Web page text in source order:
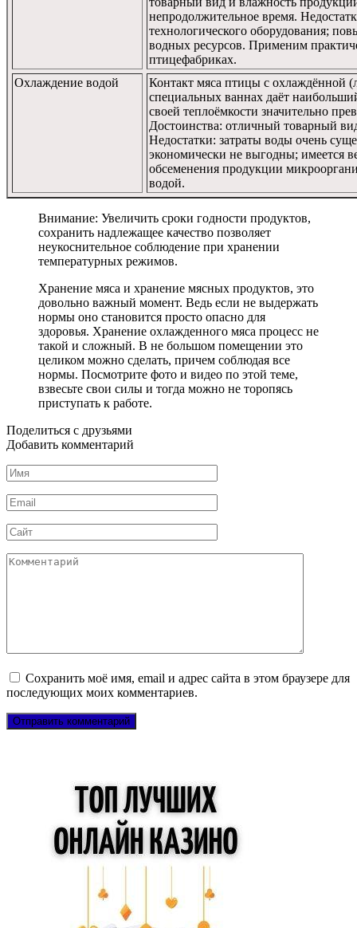
непродолжительное время.
технологического оборудования;
водных ресурсов. Применим
птицефабриках.
Охлаждение водой
Контакт мяса птицы с охлаждённой
специальных ваннах даёт
своей теплоёмкости значительно
Достоинства: отличный товарный
Недостатки: затраты воды очень
экономически не выгодны; имеется
обсеменения продукции
водой.
Внимание: Увеличить сроки годности продуктов,
сохранить надлежащее качество позволяет
неукоснительное соблюдение при хранении
температурных режимов.
Хранение мяса и хранение мясных продуктов, это
довольно важный момент. Ведь если не выдержать
нормы оно становится просто опасно для
здоровья. Хранение охлажденного мяса процесс не
такой и сложный. В не большом помещении это
целиком можно сделать, причем соблюдая все
нормы. Посмотрите фото и видео по этой теме,
взвесьте свои силы и тогда можно не торопясь
приступать к работе.
Поделиться с друзьями
Добавить комментарий
Имя
*
Email
*
Сайт
Комментарий
Сохранить моё имя, email и адрес сайта в этом браузере для
последующих моих комментариев.